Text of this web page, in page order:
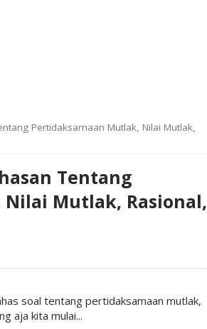
Pertidaksamaan Mutlak, Nilai Mutlak,
Tentang
Mutlak, Rasional,
soal tentang pertidaksamaan mutlak,
aja kita mulai...